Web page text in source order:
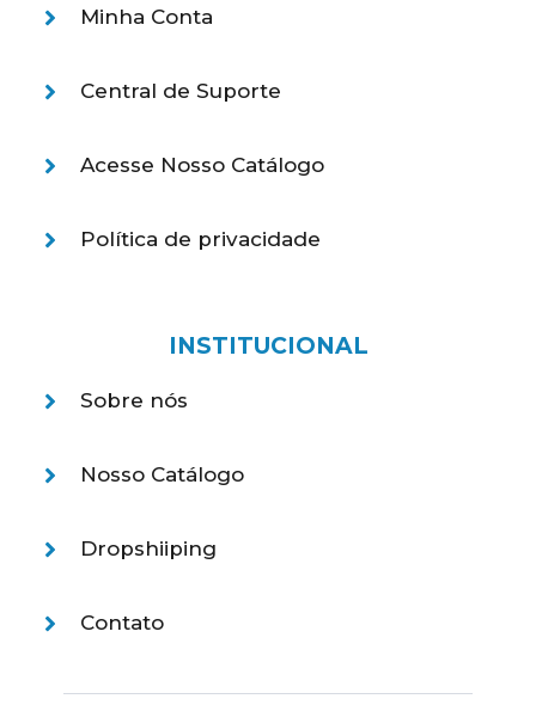
Minha Conta
Central de Suporte
Acesse Nosso Catálogo
Política de privacidade
INSTITUCIONAL
Sobre nós
Nosso Catálogo
Dropshiiping
Contato